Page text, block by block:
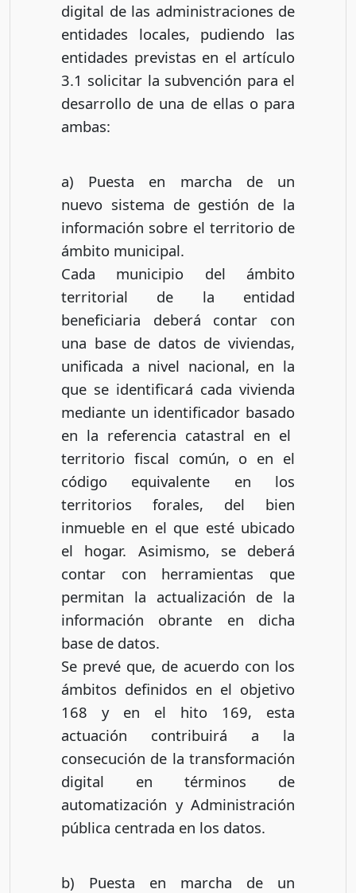
digital de las administraciones de
entidades locales, pudiendo las
entidades previstas en el artículo
3.1 solicitar la subvención para el
desarrollo de una de ellas o para
ambas:
a) Puesta en marcha de un
nuevo sistema de gestión de la
información sobre el territorio de
ámbito municipal.
Cada municipio del ámbito
territorial de la entidad
beneficiaria deberá contar con
una base de datos de viviendas,
unificada a nivel nacional, en la
que se identificará cada vivienda
mediante un identificador basado
en la referencia catastral en el
territorio fiscal común, o en el
código equivalente en los
territorios forales, del bien
inmueble en el que esté ubicado
el hogar. Asimismo, se deberá
contar con herramientas que
permitan la actualización de la
información obrante en dicha
base de datos.
Se prevé que, de acuerdo con los
ámbitos definidos en el objetivo
168 y en el hito 169, esta
actuación contribuirá a la
consecución de la transformación
digital en términos de
automatización y Administración
pública centrada en los datos.
b) Puesta en marcha de un